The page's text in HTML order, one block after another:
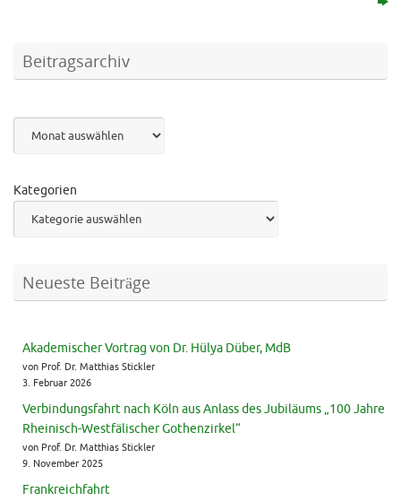
Beitragsarchiv
Kategorien
Neueste Beiträge
Akademischer Vortrag von Dr. Hülya Düber, MdB
von Prof. Dr. Matthias Stickler
3. Februar 2026
Verbindungsfahrt nach Köln aus Anlass des Jubiläums „100 Jahre
Rheinisch-Westfälischer Gothenzirkel“
von Prof. Dr. Matthias Stickler
9. November 2025
Frankreichfahrt